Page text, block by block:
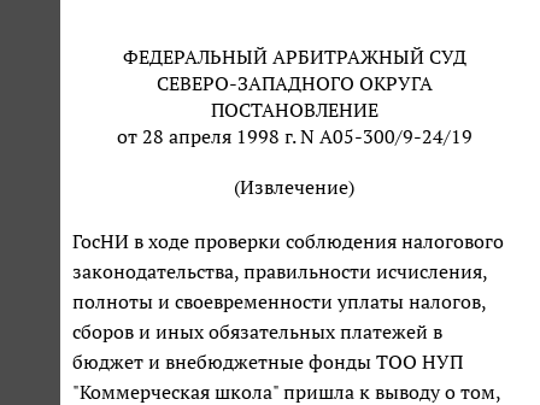
ФЕДЕРАЛЬНЫЙ АРБИТРАЖНЫЙ СУД
СЕВЕРО-ЗАПАДНОГО ОКРУГА
ПОСТАНОВЛЕНИЕ
от 28 апреля 1998 г. N А05-300/9-24/19
(Извлечение)
ГосНИ в ходе проверки соблюдения налогового
законодательства, правильности исчисления,
полноты и своевременности уплаты налогов,
сборов и иных обязательных платежей в
бюджет и внебюджетные фонды ТОО НУП
"Коммерческая школа" пришла к выводу о том,